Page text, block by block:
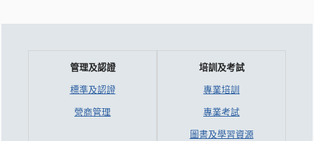
管理及認證
標準及認證
營商管理
培訓及考試
專業培訓
專業考試
圖書及學習資源